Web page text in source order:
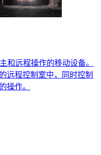
和远程操作的移动设备。
远程控制室中，同时控制
操作。